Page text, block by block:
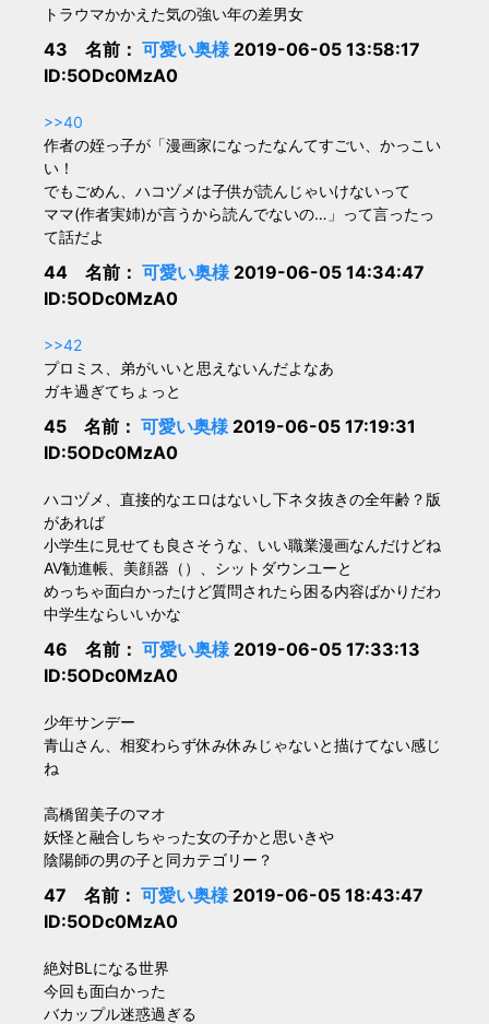
トラウマかかえた気の強い年の差男女
43 名前： 可愛い奥様2019-06-05 13:58:17
ID:5ODc0MzA0
>>40
作者の姪っ子が「漫画家になったなんてすごい、かっこい
い！
でもごめん、ハコヅメは子供が読んじゃいけないって
ママ(作者実姉)が言うから読んでないの…」って言ったっ
て話だよ
44 名前： 可愛い奥様2019-06-05 14:34:47
ID:5ODc0MzA0
>>42
プロミス、弟がいいと思えないんだよなあ
ガキ過ぎてちょっと
45 名前： 可愛い奥様2019-06-05 17:19:31
ID:5ODc0MzA0
ハコヅメ、直接的なエロはないし下ネタ抜きの全年齢？版
があれば
小学生に見せても良さそうな、いい職業漫画なんだけどね
AV勧進帳、美顔器（）、シットダウンユーと
めっちゃ面白かったけど質問されたら困る内容ばかりだわ
中学生ならいいかな
46 名前： 可愛い奥様2019-06-05 17:33:13
ID:5ODc0MzA0
少年サンデー
青山さん、相変わらず休み休みじゃないと描けてない感じ
ね
高橋留美子のマオ
妖怪と融合しちゃった女の子かと思いきや
陰陽師の男の子と同カテゴリー？
47 名前： 可愛い奥様2019-06-05 18:43:47
ID:5ODc0MzA0
絶対BLになる世界
今回も面白かった
バカップル迷惑過ぎる